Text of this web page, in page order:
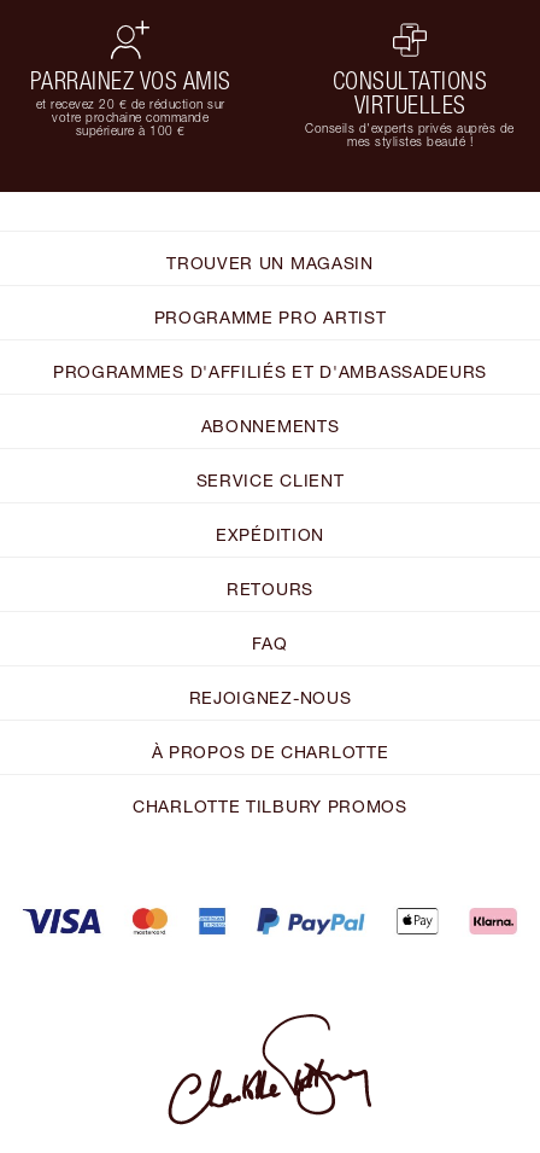
PARRAINEZ VOS AMIS
et recevez 20 € de réduction sur
votre prochaine commande
supérieure à 100 €
CONSULTATIONS
VIRTUELLES
Conseils d'experts privés auprès de
mes stylistes beauté !
TROUVER UN MAGASIN
PROGRAMME PRO ARTIST
PROGRAMMES D'AFFILIÉS ET D'AMBASSADEURS
ABONNEMENTS
SERVICE CLIENT
EXPÉDITION
RETOURS
FAQ
REJOIGNEZ-NOUS
À PROPOS DE CHARLOTTE
CHARLOTTE TILBURY PROMOS